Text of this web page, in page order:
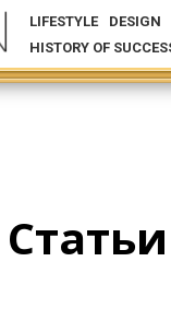
LIFESTYLE DESIGN
HISTORY OF